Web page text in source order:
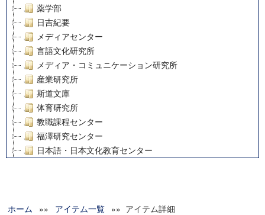
薬学部
日吉紀要
メディアセンター
言語文化研究所
メディア・コミュニケーション研究所
産業研究所
斯道文庫
体育研究所
教職課程センター
福澤研究センター
日本語・日本文化教育センター
グローバルリサーチインスティテュート
ホーム »» アイテム一覧 »» アイテム詳細